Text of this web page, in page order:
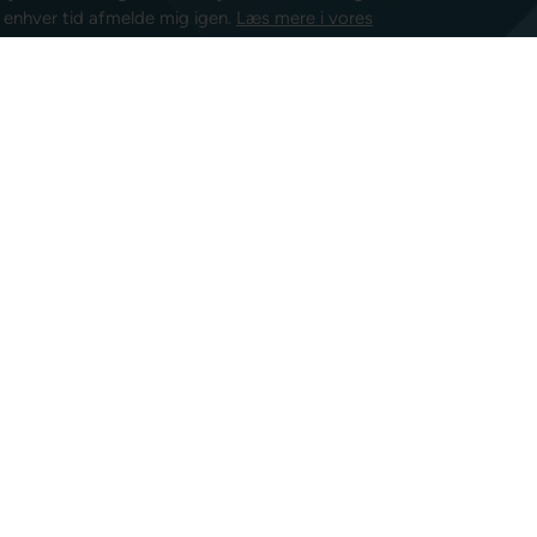
tid afmelde mig igen. Læs mere i vores
post